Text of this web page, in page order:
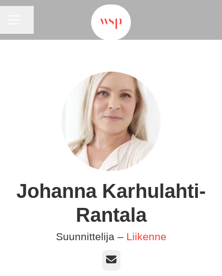
Johanna Karhulahti-
Rantala
Suunnittelija – Liikenne
Sähköposti